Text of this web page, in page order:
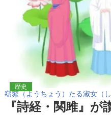
窈窕（ようちょう）たる淑女（
歴史
『詩経・関雎』